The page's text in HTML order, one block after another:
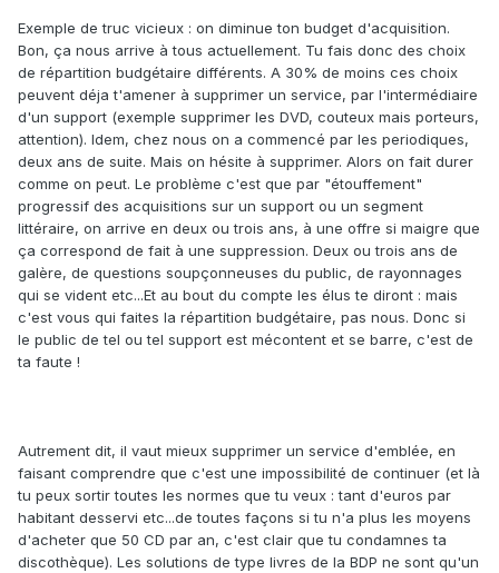
Exemple de truc vicieux : on diminue ton budget d'acquisition.
Bon, ça nous arrive à tous actuellement. Tu fais donc des choix
de répartition budgétaire différents. A 30% de moins ces choix
peuvent déja t'amener à supprimer un service, par l'intermédiaire
d'un support (exemple supprimer les DVD, couteux mais porteurs,
attention). Idem, chez nous on a commencé par les periodiques,
deux ans de suite. Mais on hésite à supprimer. Alors on fait durer
comme on peut. Le problème c'est que par "étouffement"
progressif des acquisitions sur un support ou un segment
littéraire, on arrive en deux ou trois ans, à une offre si maigre que
ça correspond de fait à une suppression. Deux ou trois ans de
galère, de questions soupçonneuses du public, de rayonnages
qui se vident etc...Et au bout du compte les élus te diront : mais
c'est vous qui faites la répartition budgétaire, pas nous. Donc si
le public de tel ou tel support est mécontent et se barre, c'est de
ta faute !
Autrement dit, il vaut mieux supprimer un service d'emblée, en
faisant comprendre que c'est une impossibilité de continuer (et là
tu peux sortir toutes les normes que tu veux : tant d'euros par
habitant desservi etc...de toutes façons si tu n'a plus les moyens
d'acheter que 50 CD par an, c'est clair que tu condamnes ta
discothèque). Les solutions de type livres de la BDP ne sont qu'un